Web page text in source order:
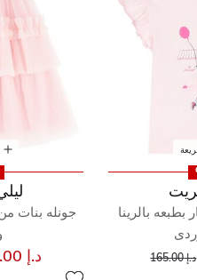
بالرينا
سعر مخفض مند.إ 165.00 إلى
جونله بنات
د.إ 199.00